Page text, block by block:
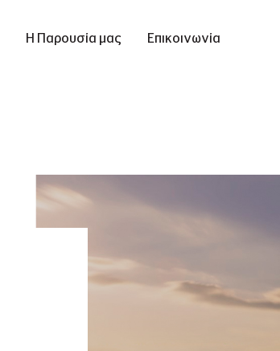
Η Παρουσία μας Επικοινωνία